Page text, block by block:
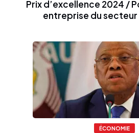
Prix d’excellence 2024 /
entreprise du
ÉCONOMIE